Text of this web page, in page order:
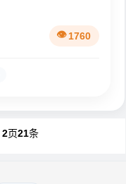
1760
2页21条